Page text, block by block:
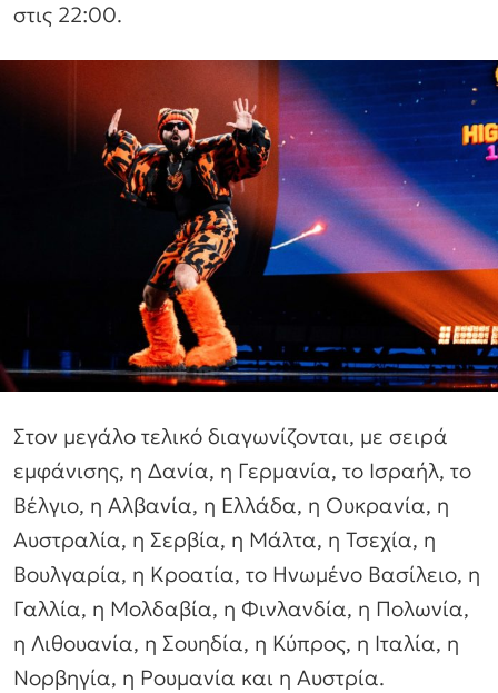
στις 22:00.
Στον μεγάλο τελικό διαγωνίζονται, με σειρά
εμφάνισης, η Δανία, η Γερμανία, το Ισραήλ, το
Βέλγιο, η Αλβανία, η Ελλάδα, η Ουκρανία, η
Αυστραλία, η Σερβία, η Μάλτα, η Τσεχία, η
Βουλγαρία, η Κροατία, το Ηνωμένο Βασίλειο, η
Γαλλία, η Μολδαβία, η Φινλανδία, η Πολωνία,
η Λιθουανία, η Σουηδία, η Κύπρος, η Ιταλία, η
Νορβηγία, η Ρουμανία και η Αυστρία.